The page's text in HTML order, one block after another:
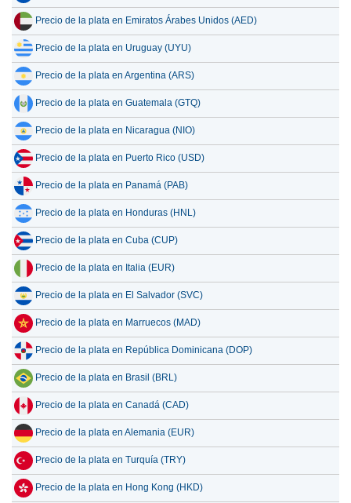
Precio de la plata en Emiratos Árabes Unidos (AED)
Precio de la plata en Uruguay (UYU)
Precio de la plata en Argentina (ARS)
Precio de la plata en Guatemala (GTQ)
Precio de la plata en Nicaragua (NIO)
Precio de la plata en Puerto Rico (USD)
Precio de la plata en Panamá (PAB)
Precio de la plata en Honduras (HNL)
Precio de la plata en Cuba (CUP)
Precio de la plata en Italia (EUR)
Precio de la plata en El Salvador (SVC)
Precio de la plata en Marruecos (MAD)
Precio de la plata en República Dominicana (DOP)
Precio de la plata en Brasil (BRL)
Precio de la plata en Canadá (CAD)
Precio de la plata en Alemania (EUR)
Precio de la plata en Turquía (TRY)
Precio de la plata en Hong Kong (HKD)